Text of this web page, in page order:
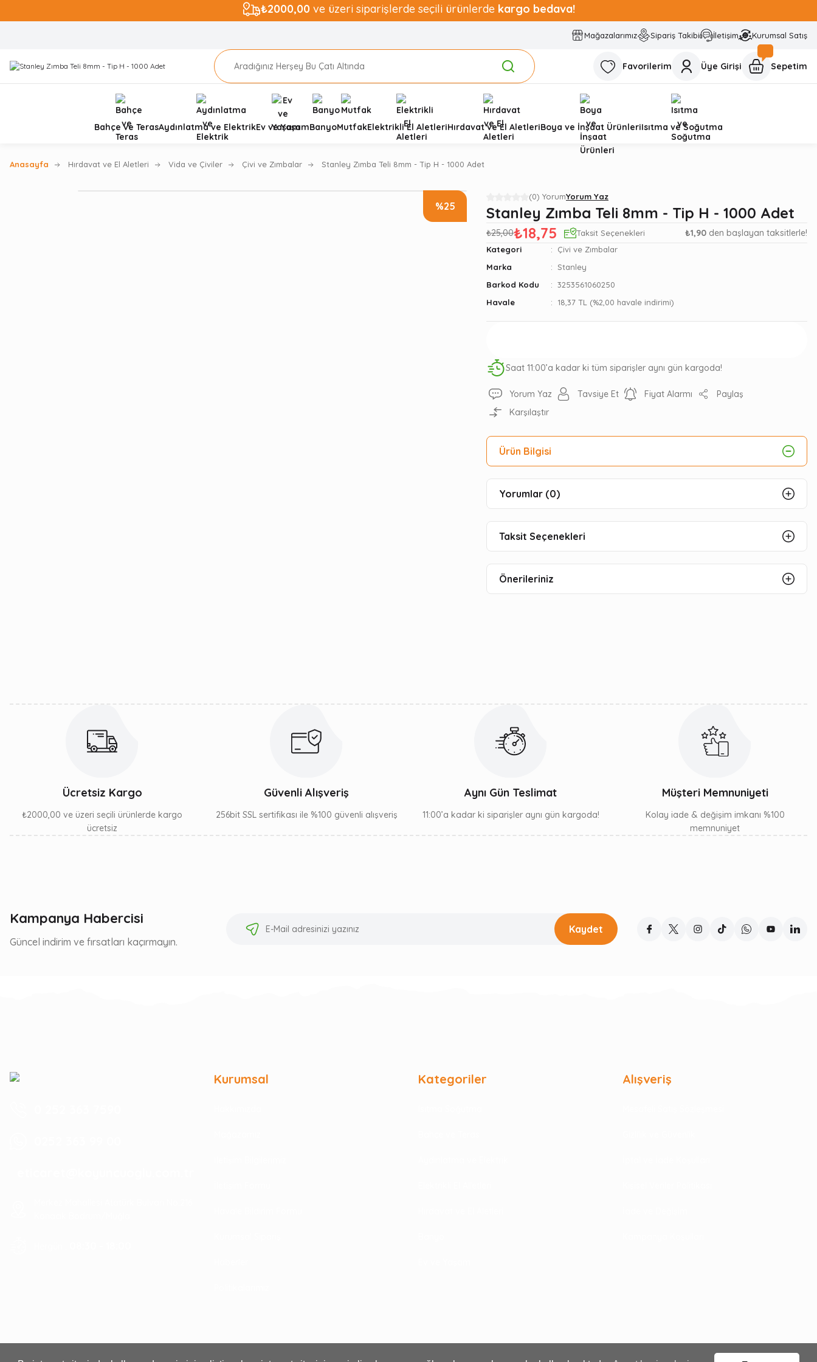
₺2000,00ve üzeri siparişlerde seçili ürünlerde kargo bedava!
Mağazalarımız Sipariş Takibi İletişim Kurumsal Satış
Favorilerim Üye Girişi Sepetim
Bahçe ve TerasAydınlatma ve ElektrikEv ve YaşamBanyoMutfakElektrikli El AletleriHırdavat ve El AletleriBoya ve İnşaat ÜrünleriIsıtma ve Soğutma
Anasayfa Hırdavat ve El Aletleri Vida ve Çiviler Çivi ve Zımbalar Stanley Zımba Teli 8mm - Tip H - 1000 Adet
%25
(0) YorumYorum Yaz
Stanley Zımba Teli 8mm - Tip H - 1000 Adet
₺25,00₺18,75 Taksit Seçenekleri ₺1,90 den başlayan taksitlerle!
Kategori
Çivi ve Zımbalar
Marka
Stanley
Barkod Kodu
3253561060250
Havale
18,37 TL (%2,00 havale indirimi)
Saat 11:00’a kadar ki tüm siparişler aynı gün kargoda!
Yorum Yaz Tavsiye Et Fiyat Alarmı
Paylaş
Karşılaştır
Ürün Bilgisi
Yorumlar (0)
Taksit Seçenekleri
Önerileriniz
₺25,00 ₺18,75 Gelince Haber Ver
Ücretsiz Kargo
₺2000,00 ve üzeri seçili ürünlerde kargo
ücretsiz
Güvenli Alışveriş
256bit SSL sertifikası ile %100 güvenli alışveriş
Aynı Gün Teslimat
11:00’a kadar ki siparişler aynı gün kargoda!
Müşteri Memnuniyeti
Kolay iade & değişim imkanı %100
memnuniyet
Kampanya Habercisi
Güncel indirim ve fırsatları kaçırmayın.
Kaydet
Kurumsal Kategoriler Alışveriş